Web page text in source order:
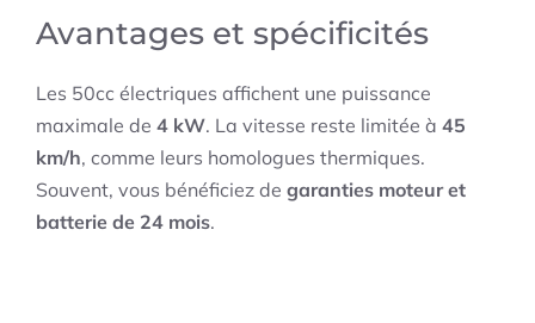
Avantages et spécificités
Les 50cc électriques affichent une puissance
maximale de 4 kW. La vitesse reste limitée à 45
km/h, comme leurs homologues thermiques.
Souvent, vous bénéficiez de garanties moteur et
batterie de 24 mois.